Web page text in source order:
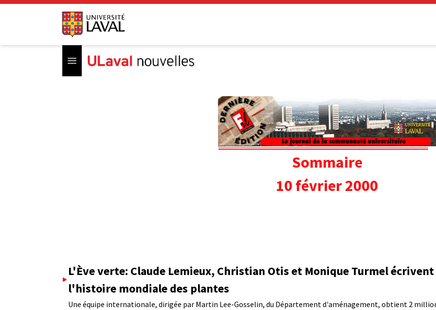
Open menu
Sommaire
10 février 2000
L'Ève verte: Claude Lemieux, Christian Otis et Monique Turmel
l'histoire mondiale des plantes
Une équipe internationale, dirigée par Martin Lee-Gosselin, du Département d'aménagement, obtient 2